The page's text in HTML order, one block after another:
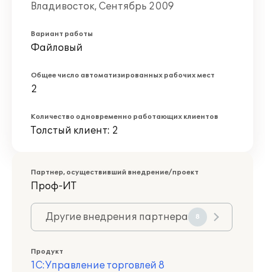
Владивосток, Сентябрь 2009
Вариант работы
Файловый
Общее число автоматизированных рабочих мест
2
Количество одновременно работающих клиентов
Толстый клиент: 2
Партнер, осуществивший внедрение/проект
Проф-ИТ
Другие внедрения партнера 8
Продукт
1С:Управление торговлей 8